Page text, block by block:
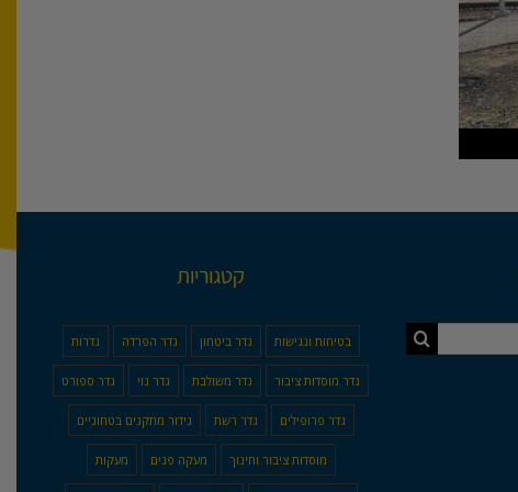
קטגוריות
בטיחות ונגישות גדר ביטחון גדר הפרדה גדרות
גדר מוסדות ציבור גדר משולבת גדר נוי גדר ספורט
גדר פרופילים גדר רשת גידור מתקנים בטחוניים
מוסדות ציבור וחינוך מעקה פנים מעקות